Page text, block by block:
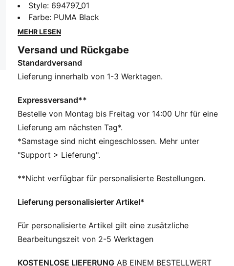
Essentials sind entspannte Essentials für entspannte
Tage. Ob entspannte Tage oder lange Nächte – diese
Hose überzeugt mit einem weichen Fleecematerial
FEATURES + VORTEILE
Hergestellt aus mindestens 50 % recyceltem Material.
DETAILS
Passform: Relaxed
Länge: Regulär
Offener Saum
Hauptmaterial: Fleece
Bundhöhe: Mittel
Style: 694797_01
Farbe: PUMA Black
MEHR LESEN
Versand und Rückgabe
Standardversand
Lieferung innerhalb von 1-3 Werktagen.
Expressversand**
Bestelle von Montag bis Freitag vor 14:00 Uhr für eine
Lieferung am nächsten Tag*.
*Samstage sind nicht eingeschlossen. Mehr unter
"Support > Lieferung".
**Nicht verfügbar für personalisierte Bestellungen.
Lieferung personalisierter Artikel*
Für personalisierte Artikel gilt eine zusätzliche
Bearbeitungszeit von 2-5 Werktagen
KOSTENLOSE LIEFERUNG AB EINEM BESTELLWERT